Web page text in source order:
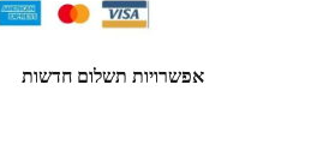
אפשרויות תשלום חדשות